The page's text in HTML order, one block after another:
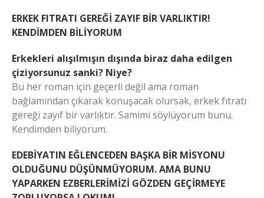
ERKEK FITRATI GEREĞİ ZAYIF BİR VARLIKTIR!
KENDİMDEN BİLİYORUM
Erkekleri alışılmışın dışında biraz daha edilgen
çiziyorsunuz sanki? Niye?
Bu her roman için geçerli değil ama roman
bağlamından çıkarak konuşacak olursak, erkek fıtratı
gereği zayıf bir varlıktır. Samimi söylüyorum bunu.
Kendimden biliyorum.
EDEBİYATIN EĞLENCEDEN BAŞKA BİR MİSYONU
OLDUĞUNU DÜŞÜNMÜYORUM. AMA BUNU
YAPARKEN EZBERLERİMİZİ GÖZDEN GEÇİRMEYE